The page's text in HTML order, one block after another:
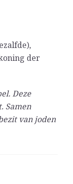
der
Deze
Samen
van joden